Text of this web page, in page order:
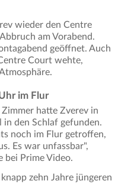
wieder den Centre
am Vorabend.
geöffnet. Auch
Court wehte,
im Flur
hatte Zverev in
den Schlaf gefunden.
noch im Flur getroffen,
Es war unfassbar",
bei Prime Video.
zehn Jahre jüngeren